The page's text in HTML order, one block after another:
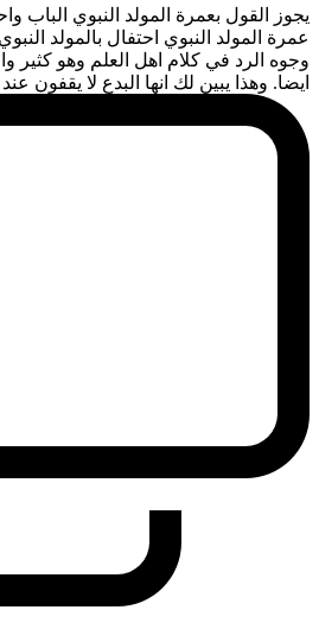
يجوز القول بعمرة المولد النبوي الباب
عمرة المولد النبوي احتفال بالمولد
وجوه الرد في كلام اهل العلم وهو كثير
ايضا. وهذا يبين لك انها البدع لا يقفون